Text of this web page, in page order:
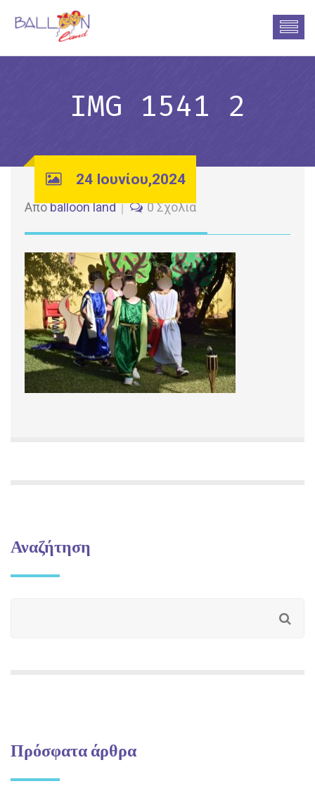
IMG 1541 2
24 Ιουνίου,2024
Απόballoon land 0 Σχόλια
Αναζήτηση
Πρόσφατα άρθρα